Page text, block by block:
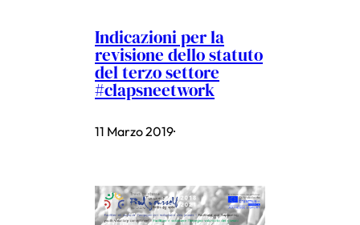
Indicazioni per la
revisione dello statuto
del terzo settore
#clapsneetwork
11 Marzo 2019·